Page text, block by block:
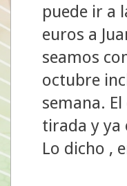
puede ir a
euros a
seamos
octubre
semana.
tirada y ya
Lo dicho ,